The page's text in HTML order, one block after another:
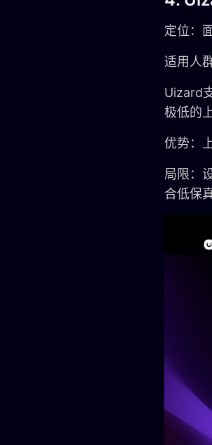
定位：
适用人
Uizard
极低的
优势：
局限：
合低保